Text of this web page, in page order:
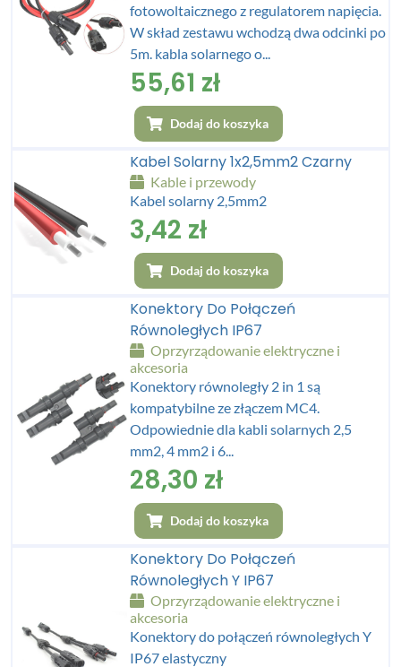
fotowoltaicznego z regulatorem napięcia.
W skład zestawu wchodzą dwa odcinki po
5m. kabla solarnego o...
55,61 zł
Dodaj do koszyka
Kabel Solarny 1x2,5mm2 Czarny
Kable i przewody
Kabel solarny 2,5mm2
3,42 zł
Dodaj do koszyka
Konektory Do Połączeń
Równoległych IP67
Oprzyrządowanie elektryczne i
akcesoria
Konektory równoległy 2 in 1 są
kompatybilne ze złączem MC4.
Odpowiednie dla kabli solarnych 2,5
mm2, 4 mm2 i 6...
28,30 zł
Dodaj do koszyka
Konektory Do Połączeń
Równoległych Y IP67
Oprzyrządowanie elektryczne i
akcesoria
Konektory do połączeń równoległych Y
IP67 elastyczny